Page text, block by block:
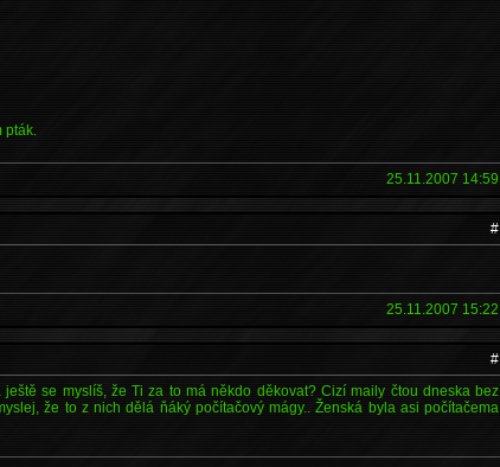
25.11.2007 14:59
#
25.11.2007 15:22
#
se myslíš, že Ti za to má někdo děkovat? Cizí maily čtou dneska bez
že to z nich dělá ňáký počítačový mágy.. Ženská byla asi počítačema